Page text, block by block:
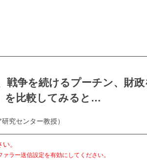
戦争を続けるプーチン、財
を比較してみると…
究センター教授）
。
ラー送信設定を有効にしてください。